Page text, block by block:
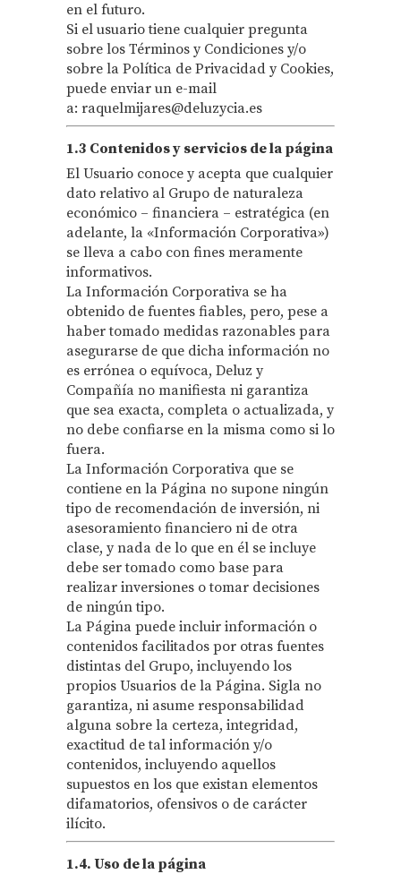
en el futuro.
Si el usuario tiene cualquier pregunta
sobre los Términos y Condiciones y/o
sobre la Política de Privacidad y Cookies,
puede enviar un e-mail
a: raquelmijares@deluzycia.es
1.3 Contenidos y servicios de la página
El Usuario conoce y acepta que cualquier
dato relativo al Grupo de naturaleza
económico – financiera – estratégica (en
adelante, la «Información Corporativa»)
se lleva a cabo con fines meramente
informativos.
La Información Corporativa se ha
obtenido de fuentes fiables, pero, pese a
haber tomado medidas razonables para
asegurarse de que dicha información no
es errónea o equívoca, Deluz y
Compañía no manifiesta ni garantiza
que sea exacta, completa o actualizada, y
no debe confiarse en la misma como si lo
fuera.
La Información Corporativa que se
contiene en la Página no supone ningún
tipo de recomendación de inversión, ni
asesoramiento financiero ni de otra
clase, y nada de lo que en él se incluye
debe ser tomado como base para
realizar inversiones o tomar decisiones
de ningún tipo.
La Página puede incluir información o
contenidos facilitados por otras fuentes
distintas del Grupo, incluyendo los
propios Usuarios de la Página. Sigla no
garantiza, ni asume responsabilidad
alguna sobre la certeza, integridad,
exactitud de tal información y/o
contenidos, incluyendo aquellos
supuestos en los que existan elementos
difamatorios, ofensivos o de carácter
ilícito.
1.4. Uso de la página